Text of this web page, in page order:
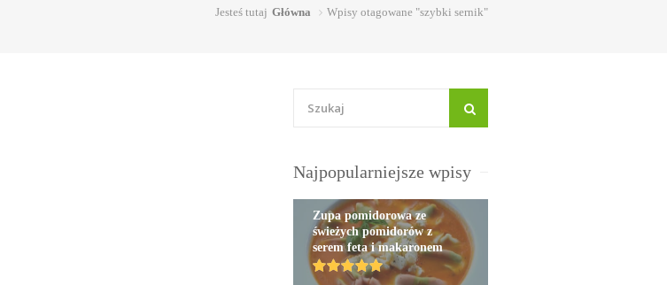
Jesteś tutaj Główna Wpisy otagowane "szybki sernik"
Najpopularniejsze wpisy
Zupa pomidorowa ze
świeżych pomidorów z
serem feta i makaronem